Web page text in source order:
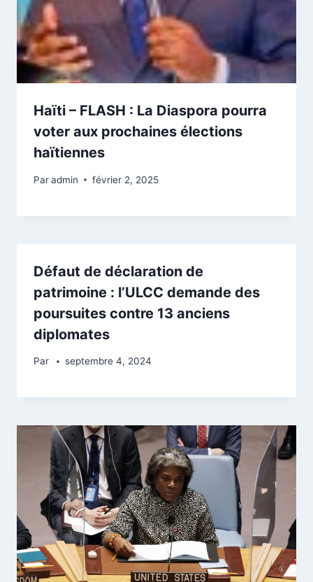
Haïti – FLASH : La Diaspora pourra
voter aux prochaines élections
haïtiennes
Paradmin février 2, 2025
Défaut de déclaration de
patrimoine : l’ULCC demande des
poursuites contre 13 anciens
diplomates
Par septembre 4, 2024